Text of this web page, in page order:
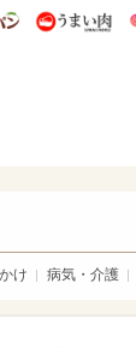
し うまいパン
け 病気・介護